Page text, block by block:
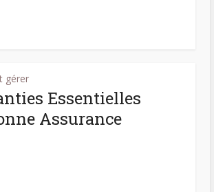
gérer
Essentielles
Assurance